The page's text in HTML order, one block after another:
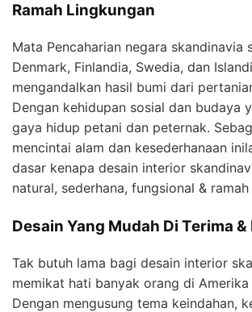
Ramah Lingkungan
Mata Pencaharian negara skandinavia
Denmark, Finlandia, Swedia, dan
mengandalkan hasil bumi dari
Dengan kehidupan sosial dan budaya
gaya hidup petani dan peternak.
mencintai alam dan kesederhanaan
dasar kenapa desain interior
natural, sederhana, fungsional &
Desain Yang Mudah Di Terima
Tak butuh lama bagi desain interior
memikat hati banyak orang di Amerika
Dengan mengusung tema keindahan,